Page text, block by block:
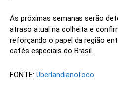
As próximas semanas serão
atraso atual na colheita e
reforçando o papel da região
cafés especiais do Brasil.
FONTE: Uberlandianofoco